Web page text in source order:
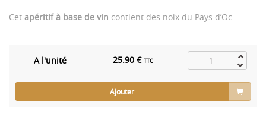
Cet apéritif à base de vin contient des noix du Pays d’Oc.
A l'unité 25.90 € TTC
Ajouter